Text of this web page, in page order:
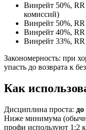
Винрейт 50%,
комиссий)
Винрейт 50%,
Винрейт 40%,
Винрейт 33%,
Закономерность: при
упасть до возврата к
Как
Дисциплина проста:
Ниже минимума
профи используют 1:2